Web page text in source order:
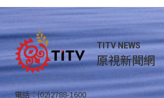
TITV NEWS
原視新聞網
電話：(02)2788-1600